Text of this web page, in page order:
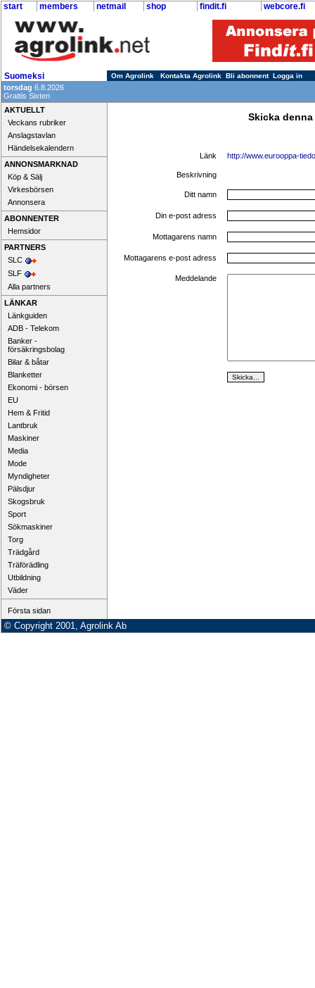
start members netmail shop findit.fi webcore.fi
Suomeksi Om Agrolink Kontakta Agrolink Bli abonnent Logga in
torsdag 6.8.2026
Grattis Sixten
AKTUELLT
Veckans rubriker
Anslagstavlan
Händelsekalendern
ANNONSMARKNAD
Köp & Sälj
Virkesbörsen
Annonsera
ABONNENTER
Hemsidor
PARTNERS
SLC
SLF
Alla partners
LÄNKAR
Länkguiden
ADB - Telekom
Banker -
försäkringsbolag
Bilar & båtar
Blanketter
Ekonomi - börsen
EU
Hem & Fritid
Lantbruk
Maskiner
Media
Mode
Myndigheter
Pälsdjur
Skogsbruk
Sport
Sökmaskiner
Torg
Trädgård
Träförädling
Utbildning
Väder
Första sidan
Skicka
Länk http://www.eurooppa-
Beskrivning
Ditt namn
Din e-post adress
Mottagarens namn
Mottagarens e-post adress
Meddelande
© Copyright 2001, Agrolink Ab